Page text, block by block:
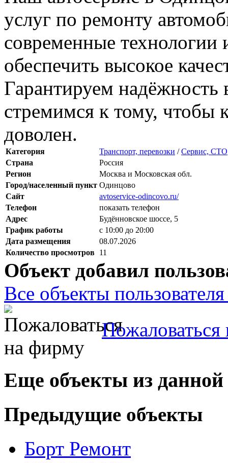
услуг по ремонту
современные технологии
обеспечить высокое
Гарантируем
стремимся к тому, чтобы
доволен.
Категория Транспорт, перевозки /Сервис, СТО
Страна
Россия
Регион
Москва и Московская обл.
Город/населенный пункт Одинцово
Сайт
avtoservice-odincovo.ru/
Телефон
показать телефон
Адрес
Будённовское шоссе, 5
График работы
с 10:00 до 20:00
Дата размещения
08.07.2026
Количество просмотров 11
Объект добавил
Все объекты
Еще объекты из данной
Предыдущие объекты
Борт Ремонт